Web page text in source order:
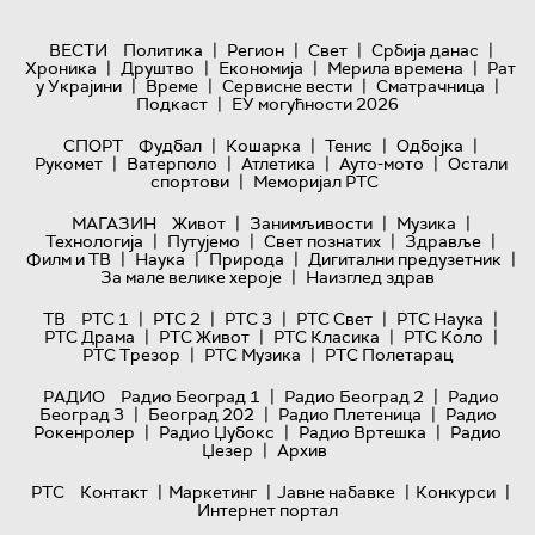
ВЕСТИ Политика | Регион | Свет | Србија данас |
Хроника | Друштво | Економија | Мерила времена | Рат
у Украјини | Време | Сервисне вести | Сматрачница |
Подкаст | ЕУ могућности 2026
СПОРТ
Фудбал | Кошарка | Тенис | Одбојка |
Рукомет | Ватерполо | Атлетика | Ауто-мото | Остали
спортови | Меморијал РТС
МАГАЗИН
Живот | Занимљивости | Музика |
Технологијa | Путујемо | Свет познатих | Здравље |
Филм и ТВ | Наука | Природа | Дигитални предузетник |
За мале велике хероје | Наизглед здрав
ТВ
РТС 1 | РТС 2 | РТС 3 | РТС Свет | РТС Наука |
РТС Драма | РТС Живот | РТС Класика | РТС Коло |
РТС Трезор | РТС Музика | РТС Полетарац
РАДИО
Радио Београд 1 | Радио Београд 2 | Радио
Београд 3 | Београд 202 | Радио Плетеница | Радио
Рокенролер | Радио Џубокс | Радио Вртешка | Радио
Џезер | Архив
РТС
Контакт | Маркетинг | Јавне набавке | Конкурси |
Интернет портал